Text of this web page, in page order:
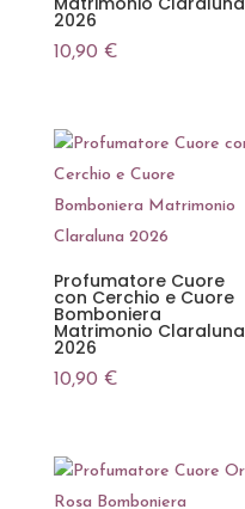
2026
10,90 €
Profumatore Cuore
con Cerchio e Cuore
Bomboniera
Matrimonio Claraluna
2026
10,90 €